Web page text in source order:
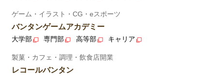
ゲーム・イラスト・CG・eスポーツ
バンタンゲームアカデミー
大学部 専門部 高等部 キャリア
製菓・カフェ・調理・飲食店開業
レコールバンタン